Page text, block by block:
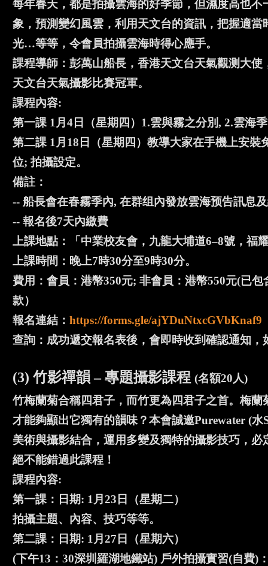
每年春天，都是拍攝雲海的好季節，但濕度高也
象，預測變幻風雲，利用天文台的資訊，把握適
光…等等，令會員拍攝雲海時得心應手。
課程導師：彭萬山船長，香港天文台天氣觀测大
天文台天氣攝影比賽冠軍。
課程內容:
第一課 1月4日（星期四）1.雲與霧之分別, 2.雲海
第二課 1月18日（星期四）教導大家在手機上安
位; 拍攝設定。
備註：
-- 船長會在春霧季內, 在群组內發放雲海预告訊息
-- 報名後7天內繳費
上課地點：「中業校友會，九龍大埔道6–8號，福
上課時間：晚上7時30分至9時30分。
費用：會員：港幣350元; 非會員：港幣550元(已
款）
報名連結： https://forms.gle/ajYDuNtxcGVbKnaf9
查詢：成功遞交報名表後，會即時收到確認通知
(3) 竹影禪韻 – 專題攝影課程 (名額20人)
竹梅蘭菊合稱四君子，而竹更為四君子之首。梅
才能夠顯出它獨有的韻味？本會誠邀Purewater (
美術與攝影結合，運用多變及獨特的攝影技巧，
絕不能錯過此課程！
課程內容:
第一課：日期: 1月23日（星期二）
拍攝主題、內容、技巧等等。
第二課：日期: 1月27日（星期六）
(下午13：30深圳羅湖地鐵站) 戶外拍攝實習(自費)